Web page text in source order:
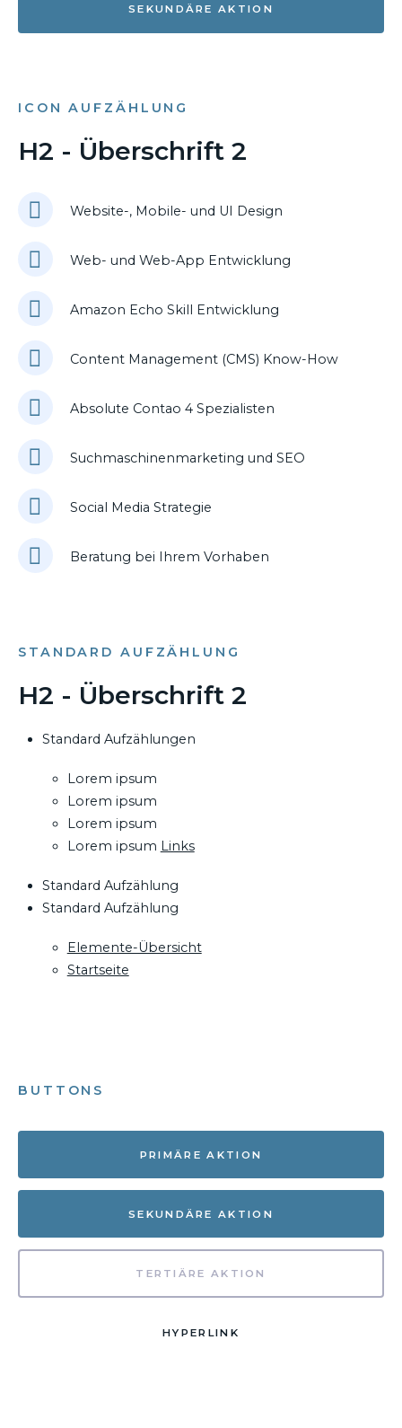
SEKUNDÄRE AKTION
ICON AUFZÄHLUNG
H2 - Überschrift 2
Website-, Mobile- und UI Design
Web- und Web-App Entwicklung
Amazon Echo Skill Entwicklung
Content Management (CMS) Know-How
Absolute Contao 4 Spezialisten
Suchmaschinenmarketing und SEO
Social Media Strategie
Beratung bei Ihrem Vorhaben
STANDARD AUFZÄHLUNG
H2 - Überschrift 2
Standard Aufzählungen
Lorem ipsum
Lorem ipsum
Lorem ipsum
Lorem ipsum Links
Standard Aufzählung
Standard Aufzählung
Elemente-Übersicht
Startseite
BUTTONS
PRIMÄRE AKTION
SEKUNDÄRE AKTION
TERTIÄRE AKTION
HYPERLINK